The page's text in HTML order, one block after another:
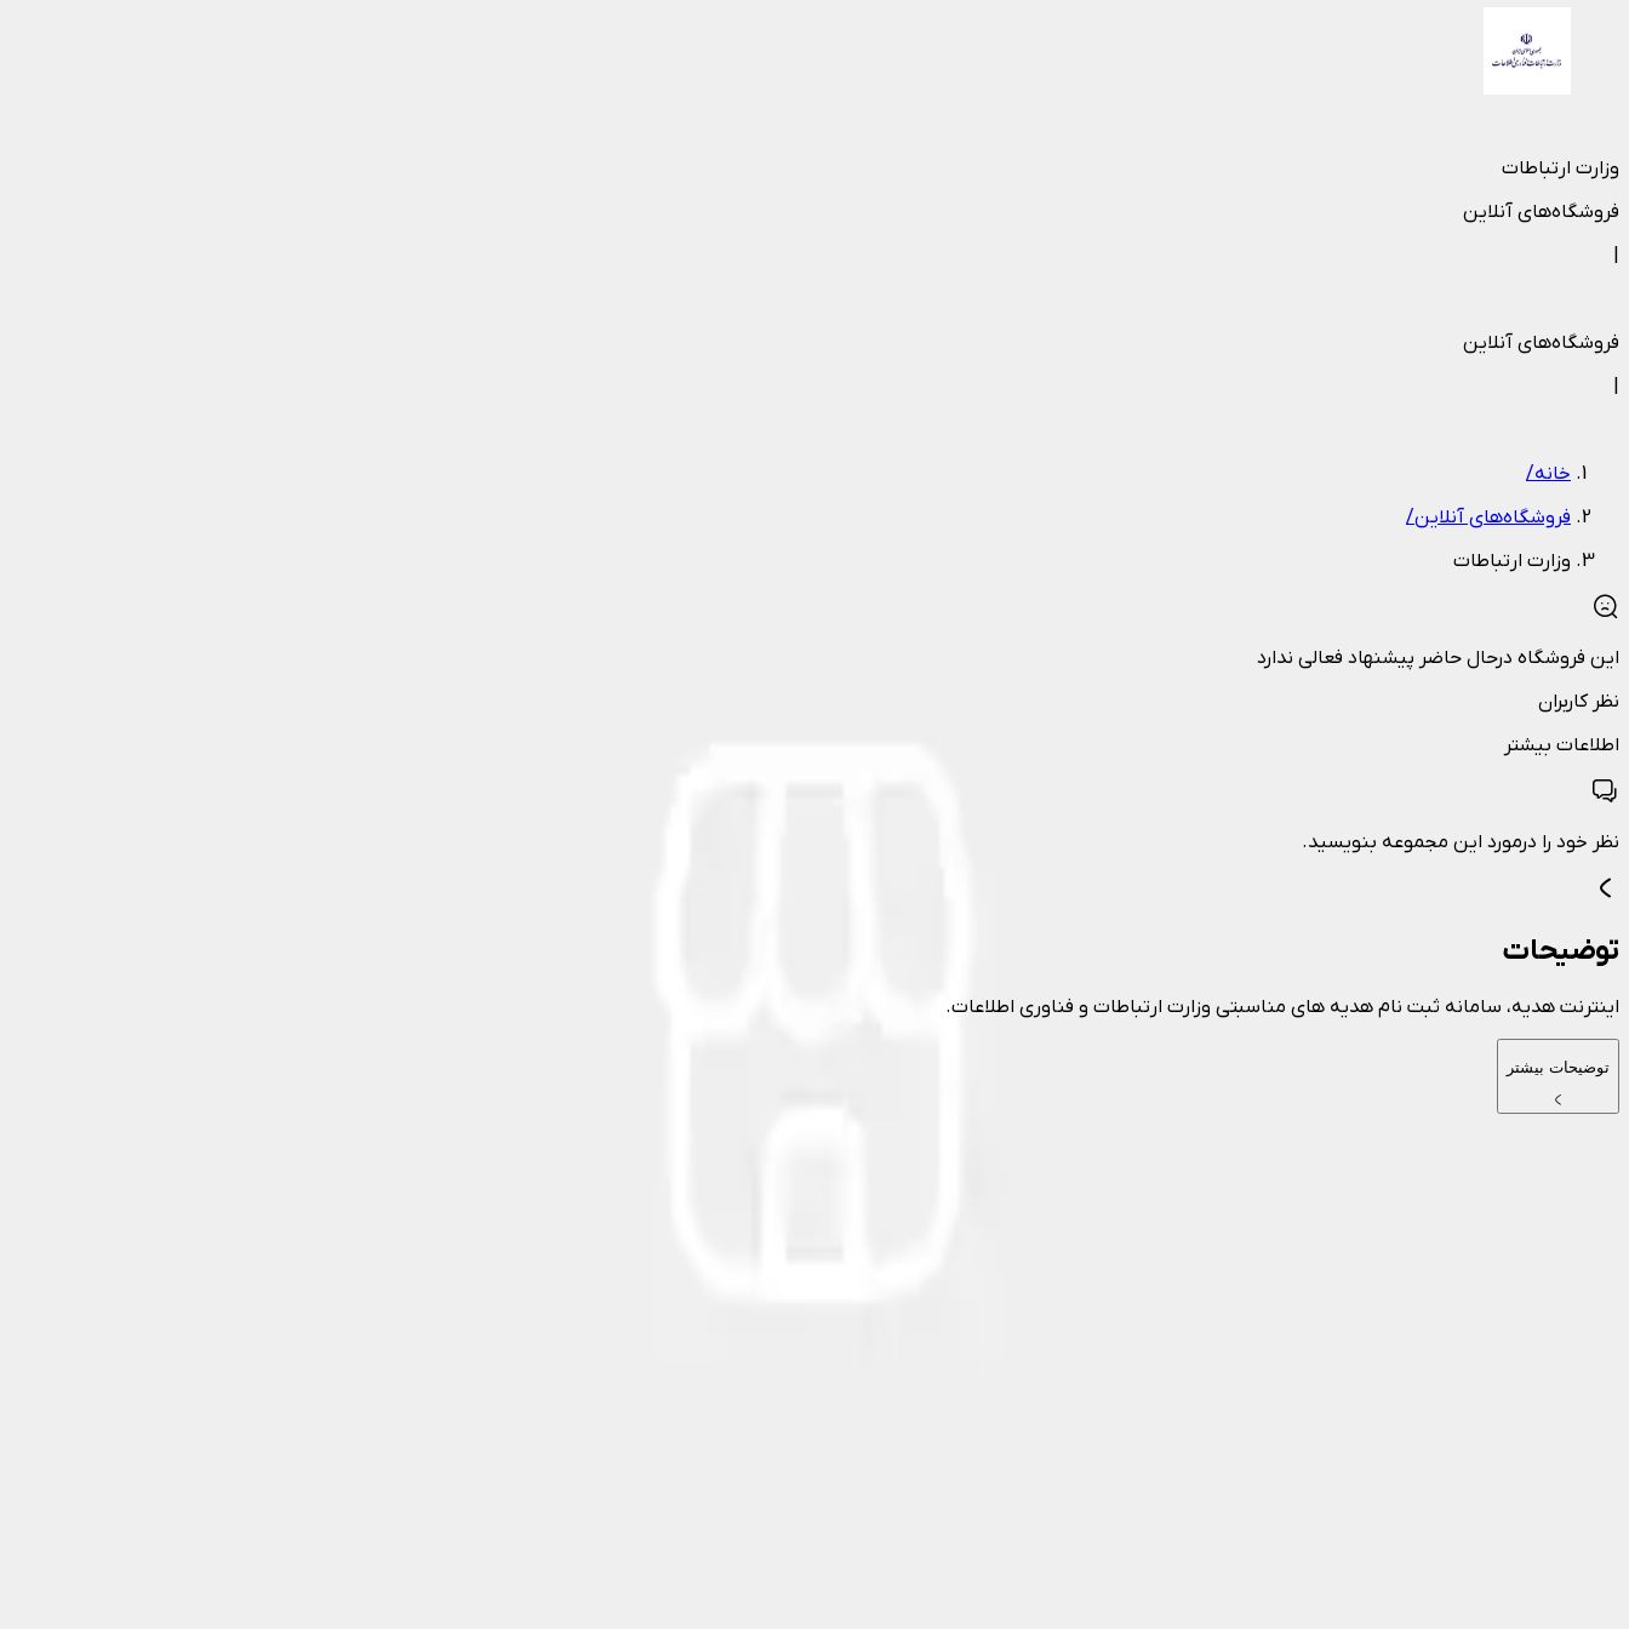
وزارت ارتباطات
فروشگاه‌های آنلاین
فروشگاه‌های آنلاین
خانه/
فروشگاه‌های آنلاین/
وزارت ارتباطات
این فروشگاه درحال حاضر پیشنهاد فعالی ندارد
نظر کاربران
اطلاعات بیشتر
نظر خود را درمورد این مجموعه بنویسید.
توضیحات
اینترنت هدیه، سامانه ثبت نام هدیه های مناسبتی وزارت ارتباطات و فناوری اطلاعات.
توضیحات بیشتر